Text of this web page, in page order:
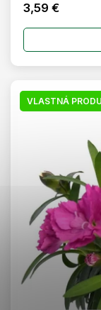
3,59 €
VLASTNÁ